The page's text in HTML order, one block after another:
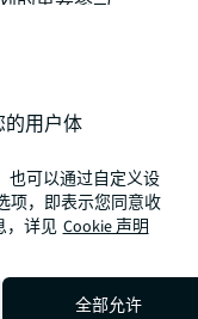
特的“双
网络精准
年至今，仲
地，包括助
立亚太研发
律所入驻；
心落户静安
环境持续升
共生共荣的
的用户体
也可以通过自定义设
项，即表示您同意收
，详见 Cookie 声明
全部允许